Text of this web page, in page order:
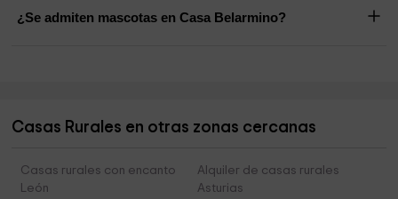
¿Se admiten mascotas en Casa Belarmino?
Casas Rurales en otras zonas cercanas
Casas rurales con encanto
León
Alquiler de casas rurales
Asturias